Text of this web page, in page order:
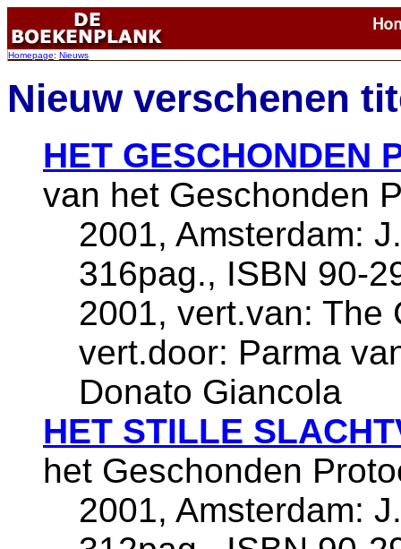
Homepage: Nieuws
Nieuw verschenen
HET GESCHONDEN
van het Geschonden
2001, Amsterdam:
316pag., ISBN 90-
2001, vert.van: The
vert.door: Parma
Donato Giancola
HET STILLE
het Geschonden
2001, Amsterdam: